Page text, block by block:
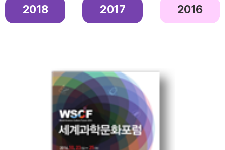
2018 2017 2016